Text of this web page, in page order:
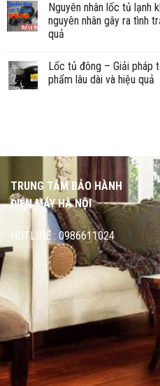
Nguyên nhân lốc tủ lạnh
nguyên nhân gây ra tình
quả
Lốc tủ đông – Giải pháp
phẩm lâu dài và hiệu quả
TRUNG TÂM BẢO HÀNH
ĐIỆN MÁY HÀ NỘI
HOTLINE : 0986611024